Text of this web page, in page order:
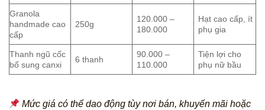
Granola
handmade cao
cấp
250g
120.000 –
180.000
Hạt cao cấp, ít
phụ gia
Thanh ngũ cốc
bổ sung canxi
6 thanh
90.000 –
110.000
Tiện lợi cho
phụ nữ bầu
Mức giá có thể dao động tùy nơi bán, khuyến mãi hoặc